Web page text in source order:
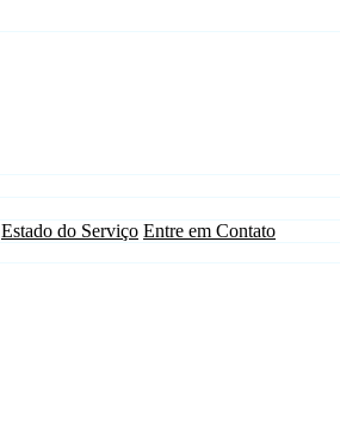
Estado do Serviço Entre em Contato